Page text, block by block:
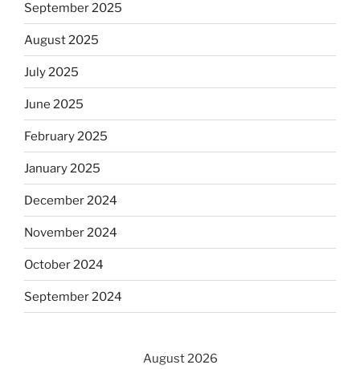
September 2025
August 2025
July 2025
June 2025
February 2025
January 2025
December 2024
November 2024
October 2024
September 2024
August 2026